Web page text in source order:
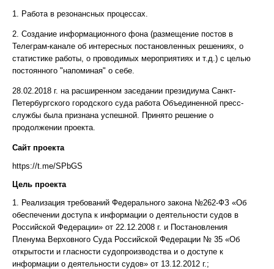
1. Работа в резонансных процессах.
2. Создание информационного фона (размещение постов в
Телеграм-канале об интересных постановленных решениях, о
статистике работы, о проводимых мероприятиях и т.д.) с целью
постоянного "напоминая" о себе.
28.02.2018 г. на расширенном заседании президиума Санкт-
Петербургского городского суда работа Объединенной пресс-
службы была признана успешной. Принято решение о
продолжении проекта.
Сайт проекта
https://t.me/SPbGS
Цель проекта
1. Реализация требований Федерального закона №262-ФЗ «Об
обеспечении доступа к информации о деятельности судов в
Российской Федерации» от 22.12.2008 г. и Постановления
Пленума Верховного Суда Российской Федерации № 35 «Об
открытости и гласности судопроизводства и о доступе к
информации о деятельности судов» от 13.12.2012 г.;